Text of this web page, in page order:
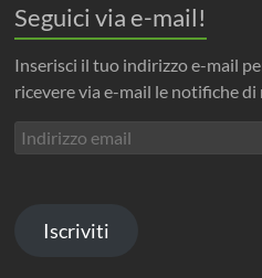
Seguici via e-mail!
Inserisci il tuo indirizzo e-mail
ricevere via e-mail le notifiche
Indirizzo
email
Iscriviti